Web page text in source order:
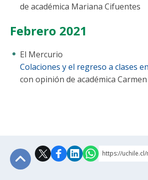
de académica Mariana Cifuentes
Febrero 2021
El Mercurio
Colaciones y el regreso a clases
con opinión de académica
https://uchile.cl/